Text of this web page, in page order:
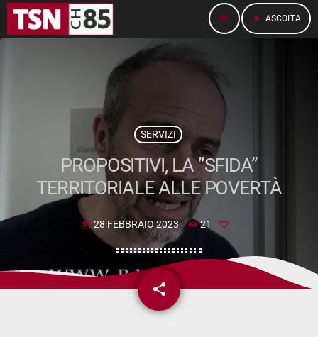
menu play_arrow ASCOLTA
SERVIZI
PROPOSITIVI, LA ”SFIDA”
TERRITORIALE ALLE POVERTÀ
today 28 FEBBRAIO 2023 21
share
email